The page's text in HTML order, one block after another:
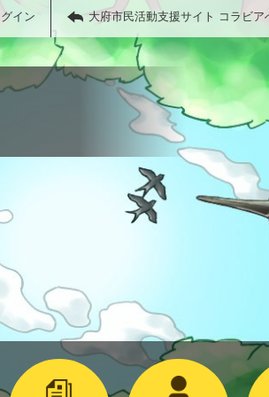
イン 大府市民活動支援サイト コラビア